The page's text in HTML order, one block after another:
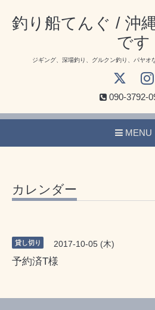
釣り船てんぐ / 沖
です
ジギング、深場釣り、グルクン釣り、パヤオ
090-3792-
MENU
カレンダー
貸し切り 2017-10-05 (木)
予約済T様